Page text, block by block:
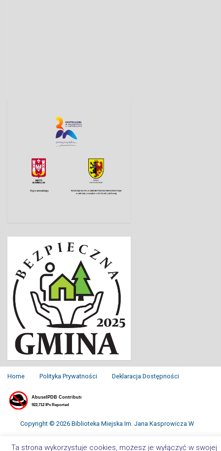
Home Polityka Prywatności Deklaracja Dostępności
Copyright © 2026 Biblioteka Miejska Im. Jana Kasprowicza W
Ta strona wykorzystuje cookies, możesz je wyłączyć w swojej